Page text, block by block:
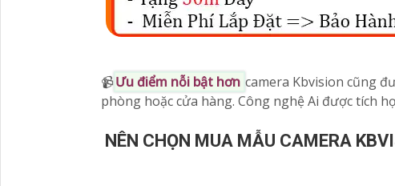
📹Ưu điểm nỗi bật hơn camera Kbvision cũng
phòng hoặc cửa hàng. Công nghệ Ai được tích
NÊN CHỌN MUA MẪU CAMERA